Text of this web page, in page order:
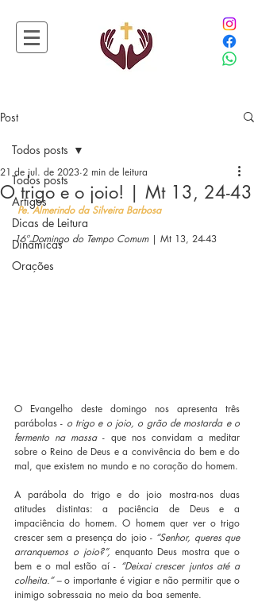
Post
Todos posts
Artigos
Dicas de Leitura
Dinâmicas
Orações
Todos posts
O trigo e o joio! | Mt 13, 24-43
21 de jul. de 2023 2 min de leitura
Pe. Almerindo da Silveira Barbosa
16º Domingo do Tempo Comum | Mt 13, 24-43
O Evangelho deste domingo nos apresenta três
parábolas - o trigo e o joio, o grão de mostarda e o
fermento na massa - que nos convidam a meditar
sobre o Reino de Deus e a convivência do bem e do
mal, que existem no mundo e no coração do homem.
A parábola do trigo e do joio mostra-nos duas
atitudes distintas: a paciência de Deus e a
impaciência do homem. O homem quer ver o trigo
crescer sem a presença do joio - “Senhor, queres que
arranquemos o joio?”, enquanto Deus mostra que o
bem e o mal estão aí - “Deixai crescer juntos até a
colheita.” – o importante é vigiar e não permitir que o
inimigo sobressaia no meio da boa semente.